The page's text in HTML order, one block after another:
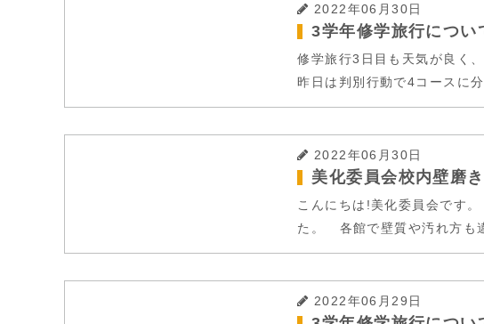
2022年06月30日
3学年修学旅行につい
修学旅行3日目も天気が良く
昨日は判別行動で4コースに
2022年06月30日
美化委員会校内壁磨
こんにちは!美化委員会です
た。 各館で壁質や汚れ方も
2022年06月29日